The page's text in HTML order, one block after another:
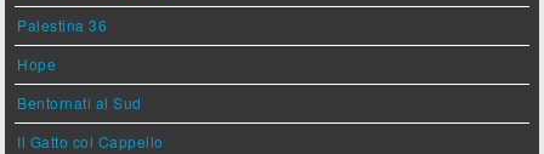
Palestina 36
Hope
Bentornati al Sud
Il Gatto col Cappello